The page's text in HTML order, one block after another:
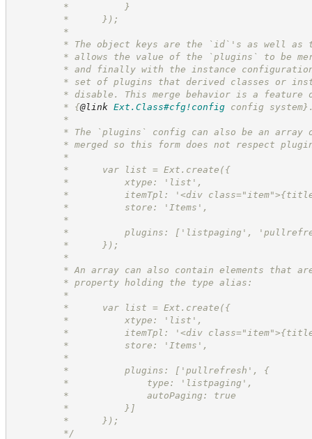
*          }
*      });
*
* The object keys are the `id`'s as well as
* allows the value of the `plugins` to be
* and finally with the instance configuration.
* set of plugins that derived classes or
* disable. This merge behavior is a feature
* {@link Ext.Class#cfg!config config system}
*
* The `plugins` config can also be an array of
* merged so this form does not respect
*
*      var list = Ext.create({
*          xtype: 'list',
*          itemTpl: '<div
*          store: 'Items',
*
*          plugins: ['listpaging',
*      });
*
* An array can also contain elements that are
* property holding the type alias:
*
*      var list = Ext.create({
*          xtype: 'list',
*          itemTpl: '<div
*          store: 'Items',
*
*          plugins: ['pullrefresh', {
*              type: 'listpaging',
*              autoPaging: true
*          }]
*      });
*/